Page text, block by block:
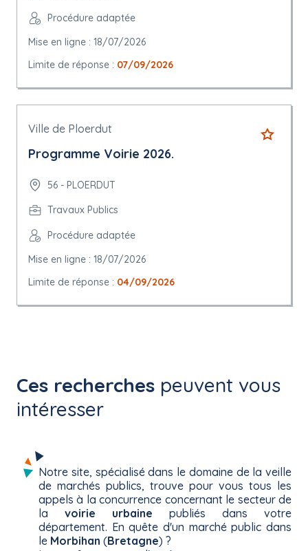
Procédure adaptée
Mise en ligne : 18/07/2026
Limite de réponse : 07/09/2026
Ville de Ploerdut
Programme Voirie 2026.
56 - PLOERDUT
Travaux Publics
Procédure adaptée
Mise en ligne : 18/07/2026
Limite de réponse : 04/09/2026
Ces recherches peuvent vous
intéresser
Notre site, spécialisé dans le domaine de la veille
de marchés publics, trouve pour vous tous les
appels à la concurrence concernant le secteur de
la voirie urbaine publiés dans votre
département. En quête d'un marché public dans
le Morbihan (Bretagne) ?